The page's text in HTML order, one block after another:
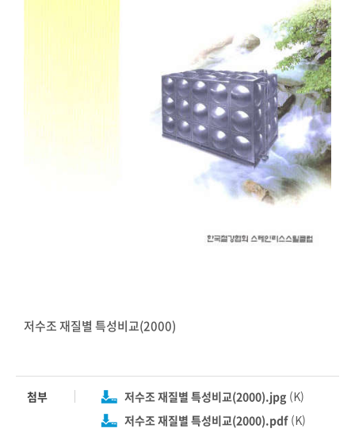
저수조 재질별 특성비교(2000)
첨부 저수조 재질별 특성비교(2000).jpg (K)
저수조 재질별 특성비교(2000).pdf(K)